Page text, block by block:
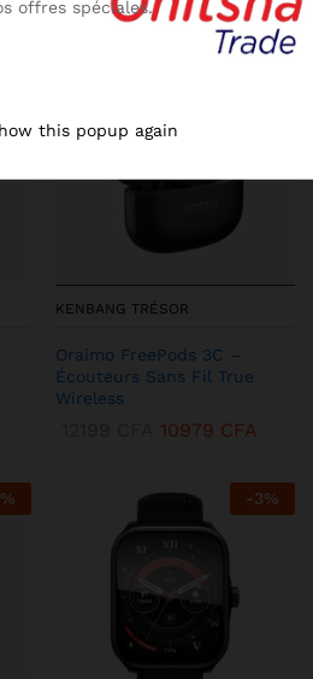
- %
KENBANG TRÉSOR
Oraimo FreePods 3C –
Écouteurs Sans Fil True
Wireless
10979 CFA
% -3%
offres spéciales.
this popup again